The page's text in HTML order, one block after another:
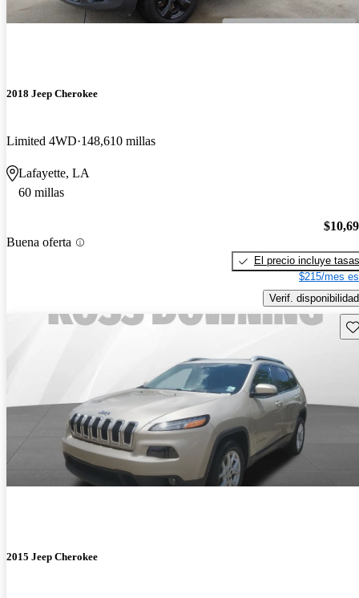
2018 Jeep Cherokee
Limited 4WD 148,610 millas
Lafayette, LA
60 millas
Buena oferta
El precio incluye tasas
$215/mes
Verif. disponibilidad
2015 Jeep Cherokee